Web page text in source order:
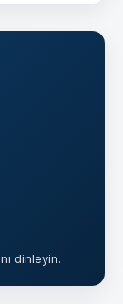
dinleyin.